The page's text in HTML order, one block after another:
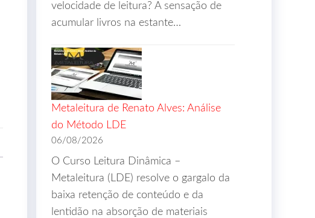
velocidade de leitura? A sensação de
acumular livros na estante…
Metaleitura de Renato Alves: Análise
do Método LDE
06/08/2026
O Curso Leitura Dinâmica –
Metaleitura (LDE) resolve o gargalo da
baixa retenção de conteúdo e da
lentidão na absorção de materiais